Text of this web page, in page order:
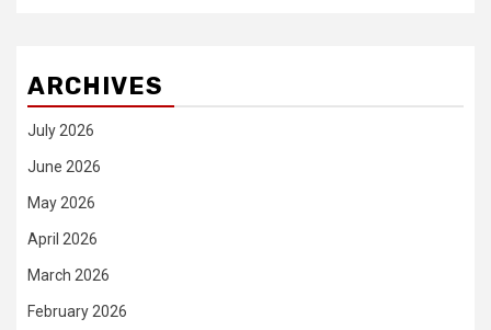
ARCHIVES
July 2026
June 2026
May 2026
April 2026
March 2026
February 2026